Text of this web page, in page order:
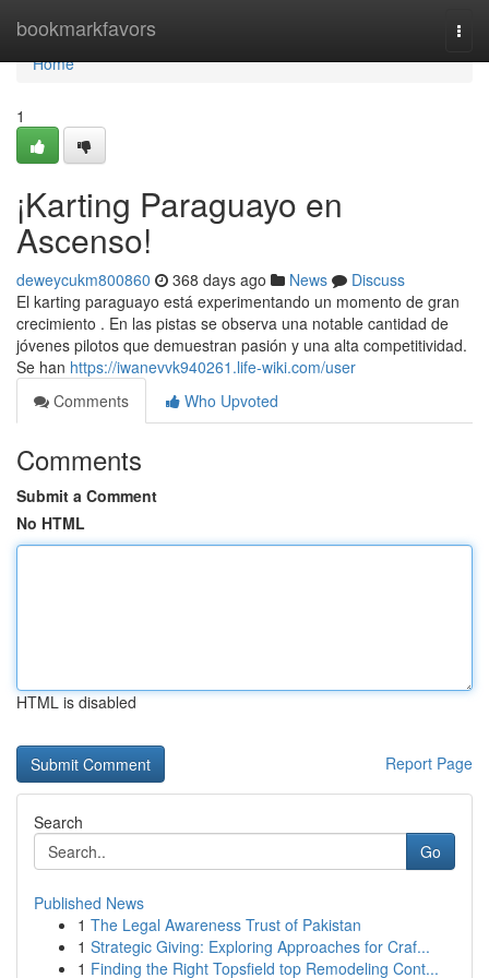
bookmarkfavors
Home
Home
1
¡Karting Paraguayo en
Ascenso!
deweycukm800860 368 days ago News
Discuss
El karting paraguayo está experimentando un momento de gran
crecimiento . En las pistas se observa una notable cantidad de
jóvenes pilotos que demuestran pasión y una alta competitividad.
Se han https://iwanevvk940261.life-wiki.com/user
Comments
Who Upvoted
Comments
Submit a Comment
No HTML
HTML is disabled
Report Page
Search
Go
Published News
1 The Legal Awareness Trust of Pakistan
1 Strategic Giving: Exploring Approaches for Craf...
1 Finding the Right Topsfield top Remodeling Cont...